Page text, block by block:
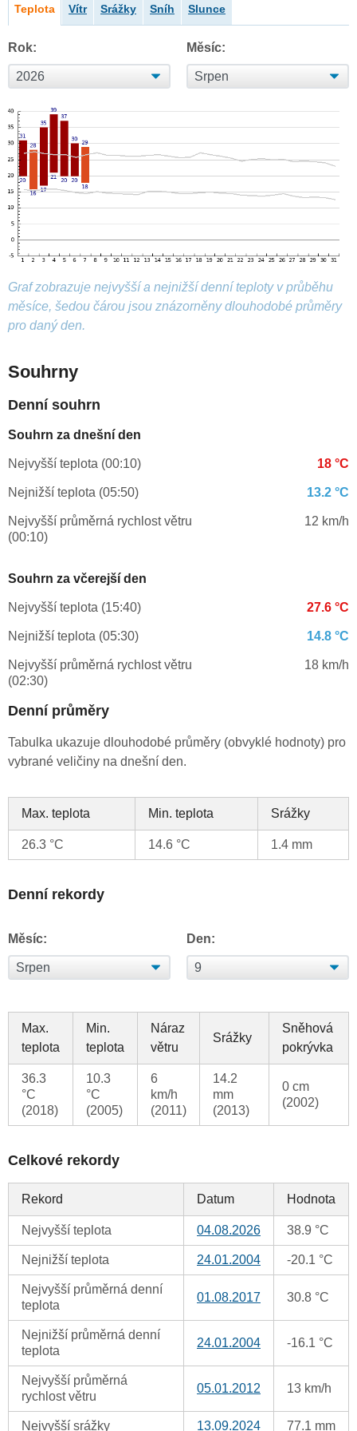
Teplota Vítr Srážky Sníh Slunce
Rok: Měsíc:
Graf zobrazuje nejvyšší a nejnižší denní teploty v průběhu
měsíce, šedou čárou jsou znázorněny dlouhodobé průměry
pro daný den.
Souhrny
Denní souhrn
Souhrn za dnešní den
Nejvyšší teplota (00:10) 18 °C
Nejnižší teplota (05:50) 13.2 °C
Nejvyšší průměrná rychlost větru
(00:10)
12 km/h
Souhrn za včerejší den
Nejvyšší teplota (15:40) 27.6 °C
Nejnižší teplota (05:30) 14.8 °C
Nejvyšší průměrná rychlost větru
(02:30)
18 km/h
Denní průměry
Tabulka ukazuje dlouhodobé průměry (obvyklé hodnoty) pro
vybrané veličiny na dnešní den.
Max. teplota Min. teplota Srážky
26.3 °C 14.6 °C 1.4 mm
Denní rekordy
Měsíc: Den:
Max.
teplota
Min.
teplota
Náraz
větru
Srážky
Sněhová
pokrývka
36.3
°C
(2018)
10.3
°C
(2005)
6
km/h
(2011)
14.2
mm
(2013)
0 cm
(2002)
Celkové rekordy
Rekord Datum Hodnota
Nejvyšší teplota 04.08.2026 38.9 °C
Nejnižší teplota 24.01.2004 -20.1 °C
Nejvyšší průměrná denní
teplota
01.08.2017 30.8 °C
Nejnižší průměrná denní
teplota
24.01.2004 -16.1 °C
Nejvyšší průměrná
rychlost větru
05.01.2012 13 km/h
Nejvyšší srážky 13.09.2024 77.1 mm